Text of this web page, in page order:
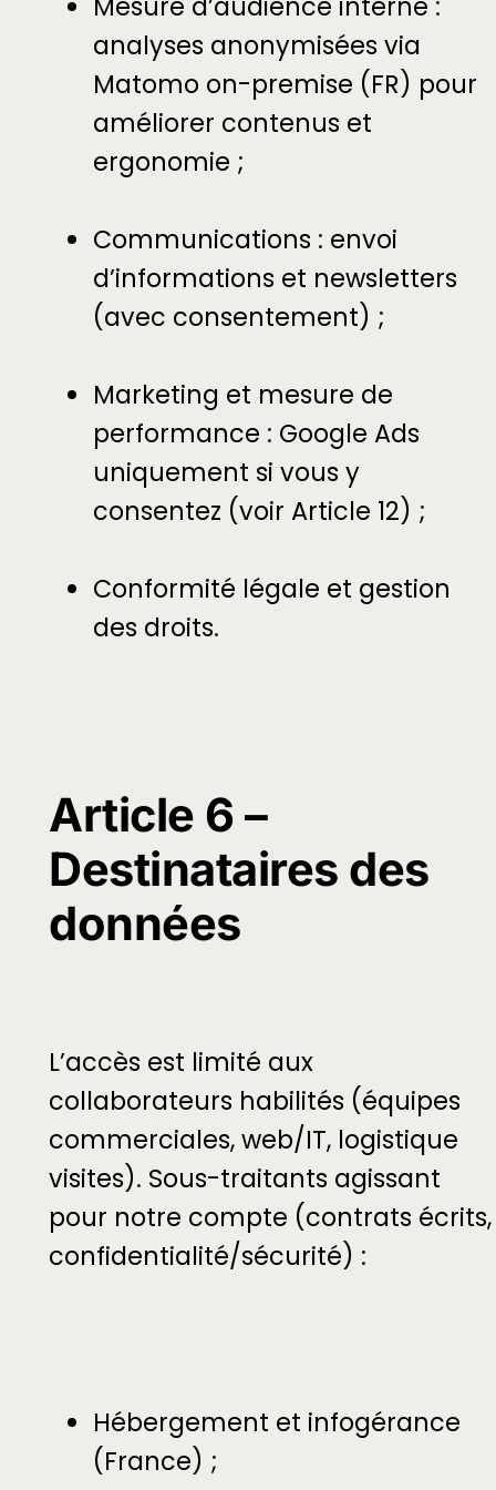
Mesure d’audience interne :
analyses anonymisées via
Matomo on-premise (FR) pour
améliorer contenus et
ergonomie ;
Communications : envoi
d’informations et newsletters
(avec consentement) ;
Marketing et mesure de
performance : Google Ads
uniquement si vous y
consentez (voir Article 12) ;
Conformité légale et gestion
des droits.
Article 6 –
Destinataires des
données
L’accès est limité aux
collaborateurs habilités (équipes
commerciales, web/IT, logistique
visites). Sous-traitants agissant
pour notre compte (contrats écrits,
confidentialité/sécurité) :
Hébergement et infogérance
(France) ;